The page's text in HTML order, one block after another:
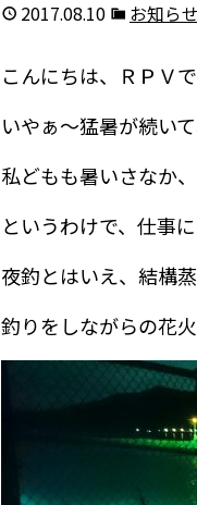
2017.08.10 お知らせ
こんにちは、ＲＰＶで
いやぁ～猛暑が続い
私どもも暑いさなか
というわけで、仕事
夜釣とはいえ、結構
釣りをしながらの花